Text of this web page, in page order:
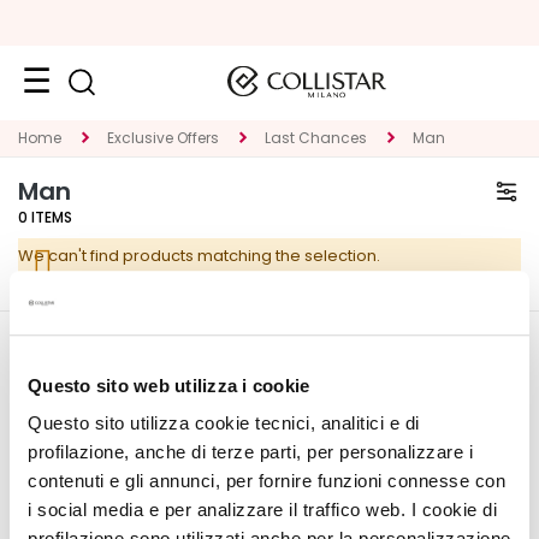
Questo sito web utilizza i cookie
Questo sito utilizza cookie tecnici, analitici e di
profilazione, anche di terze parti, per personalizzare i
contenuti e gli annunci, per fornire funzioni connesse con
i social media e per analizzare il traffico web. I cookie di
Face
C
A
T
E
G
Y
S
p
e
c
Home Exclusive Offers Last Chances Man
Man
0 ITEMS
We can't find products matching the selection.
Contact
Accessibility Statement
Address Book
My Orders
My Wishlist
My Returns